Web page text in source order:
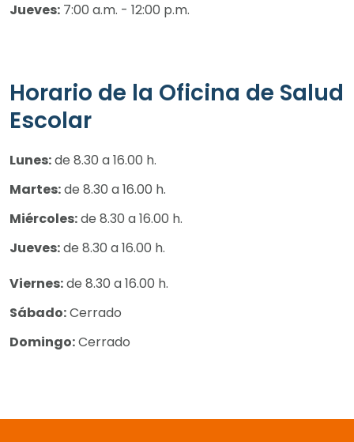
Jueves: 7:00 a.m. - 12:00 p.m.
Horario de la Oficina de Salud
Escolar
Lunes:de 8.30 a 16.00 h.
Martes:de 8.30 a 16.00 h.
Miércoles:de 8.30 a 16.00 h.
Jueves:de 8.30 a 16.00 h.
Viernes:de 8.30 a 16.00 h.
Sábado:Cerrado
Domingo:Cerrado